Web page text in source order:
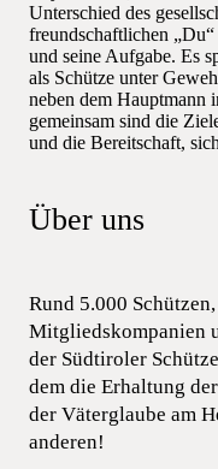
Unterschied des
freundschaftlichen
und seine Aufgabe. Es
als Schütze unter
neben dem Hauptmann
gemeinsam sind die
und die Bereitschaft,
Über uns
Rund 5.000
Mitgliedskompanien
der Südtiroler
dem die Erhaltung
der Väterglaube am
anderen!